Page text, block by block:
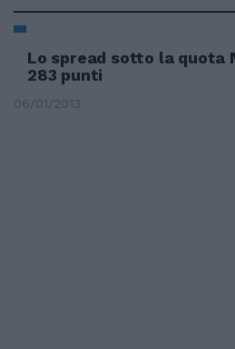
Lo spread sotto la quota
283 punti
06/01/2013